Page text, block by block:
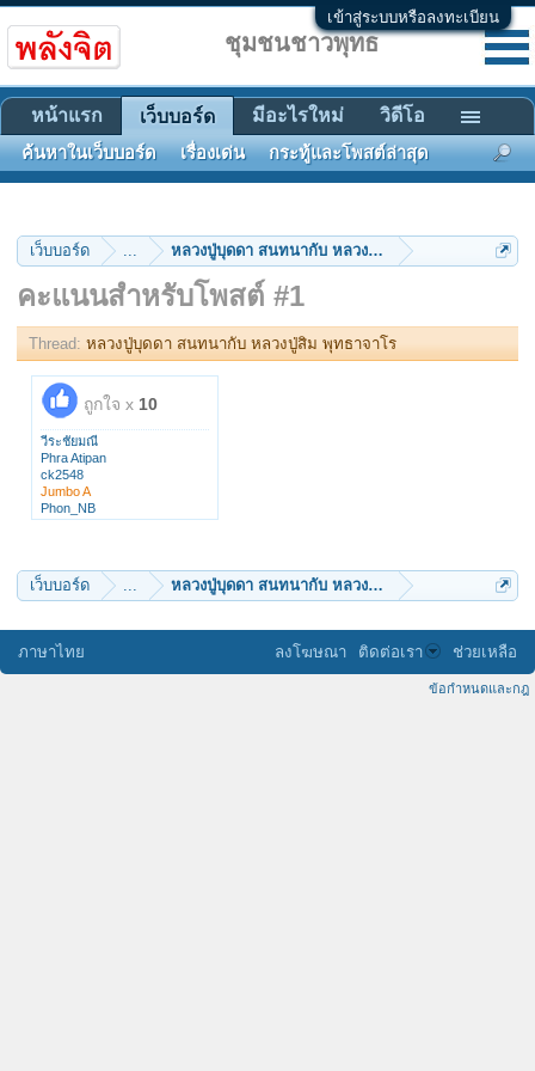
เข้าสู่ระบบหรือลงทะเบียน
เว็บบอร์ด ... หลวงปู่บุดดา สนทนากับ หลวงปู่สิม พุทธาจาโร
คะแนนสำหรับโพสต์ #1
Thread: หลวงปู่บุดดา สนทนากับ หลวงปู่สิม พุทธาจาโร
ถูกใจ x 10
วีระชัยมณี
Phra Atipan
ck2548
Jumbo A
Phon_NB
anoldman
ศริวิทย์
สุโขสุขี
เว็บบอร์ด ... หลวงปู่บุดดา สนทนากับ หลวงปู่สิม พุทธาจาโร
ชุมชนชาวพุทธ
หน้าแรก เว็บบอร์ด
ค้นหาในเว็บบอร์ด เรื่องเด่น กระทู้และโพสต์ล่าสุด
มีอะไรใหม่ วิดีโอ
ภาษาไทย ลงโฆษณา ติดต่อเรา ช่วยเหลือ
ข้อกำหนดและกฎ